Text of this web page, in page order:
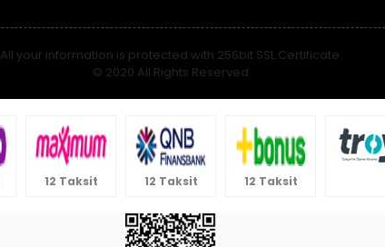
All your information is protected with 256bit SSL Certificate.
© 2020 All Rights Reserved
12 Taksit 12 Taksit 12 Taksit